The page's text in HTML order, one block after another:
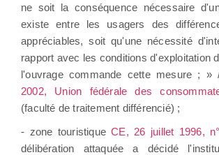
ne soit la conséquence nécessaire
existe entre les usagers des
appréciables, soit qu'une nécessité
rapport avec les conditions d'exploitation
l'ouvrage commande cette mesure ; »
2002, Union fédérale des
(faculté de traitement différencié) ;
- zone touristiqueCE, 26 juillet 1996,
délibération attaquée a décidé